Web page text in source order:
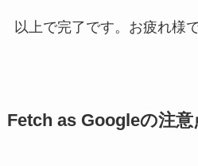
以上で完了です。お疲れ様
Fetch as Googleの注意